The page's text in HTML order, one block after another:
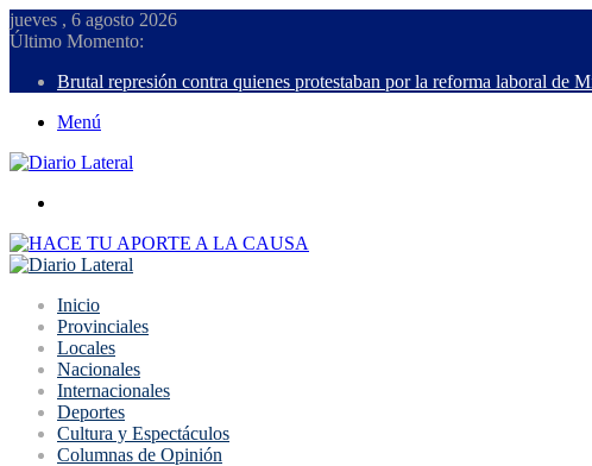
jueves , 6 agosto 2026
Último Momento:
Brutal represión contra quienes protestaban por la reforma laboral de
Menú
Inicio
Provinciales
Locales
Nacionales
Internacionales
Deportes
Cultura y Espectáculos
Columnas de Opinión